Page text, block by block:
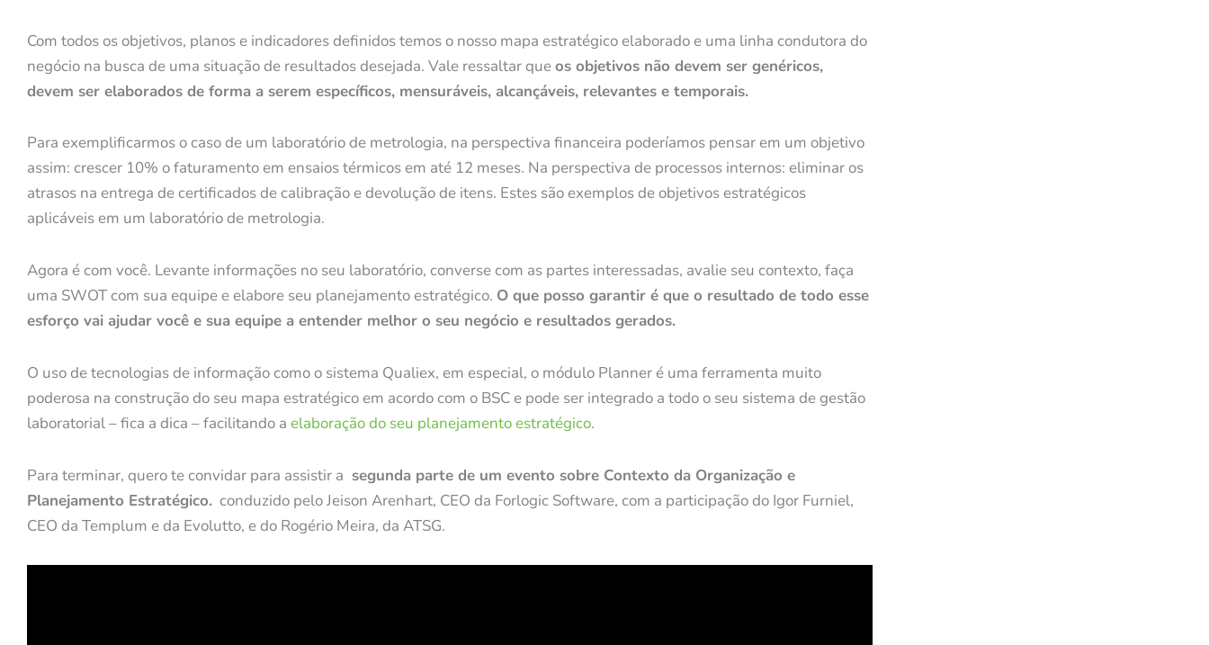
Com todos os objetivos, planos e indicadores definidos temos o nosso mapa estratégico elaborado e uma linha condutora do
negócio na busca de uma situação de resultados desejada. Vale ressaltar queos objetivos não devem ser genéricos,
devem ser elaborados de forma a serem específicos, mensuráveis, alcançáveis, relevantes e temporais.
Para exemplificarmos o caso de um laboratório de metrologia, na perspectiva financeira poderíamos pensar em um objetivo
assim: crescer 10% o faturamento em ensaios térmicos em até 12 meses. Na perspectiva de processos internos: eliminar os
atrasos na entrega de certificados de calibração e devolução de itens. Estes são exemplos de objetivos estratégicos
aplicáveis em um laboratório de metrologia.
Agora é com você. Levante informações no seu laboratório, converse com as partes interessadas, avalie seu contexto, faça
uma SWOT com sua equipe e elabore seu planejamento estratégico. O que posso garantir é que o resultado de todo esse
esforço vai ajudar você e sua equipe a entender melhor o seu negócio e resultados gerados.
O uso de tecnologias de informação como o sistema Qualiex, em especial, o módulo Planner é uma ferramenta muito
poderosa na construção do seu mapa estratégico em acordo com o BSC e pode ser integrado a todo o seu sistema de gestão
laboratorial – fica a dica – facilitando a elaboração do seu planejamento estratégico.
Para terminar, quero te convidar para assistir a segunda parte de um evento sobre Contexto da Organização e
Planejamento Estratégico. conduzido pelo Jeison Arenhart, CEO da Forlogic Software, com a participação do Igor Furniel,
CEO da Templum e da Evolutto, e do Rogério Meira, da ATSG.